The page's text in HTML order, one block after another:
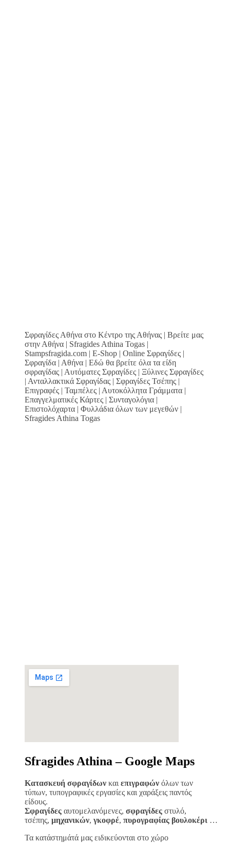
Σφραγίδες Αθήνα στο Κέντρο της Αθήνας | Βρείτε μας
στην Αθήνα | Sfragides Athina Togas |
Stampsfragida.com | E-Shop | Online Σφραγίδες |
Σφραγίδα | Αθήνα | Εδώ θα βρείτε όλα τα είδη
σφραγίδας | Αυτόματες Σφραγίδες | Ξύλινες Σφραγίδες
| Ανταλλακτικά Σφραγίδας | Σφραγίδες Τσέπης |
Επιγραφές | Ταμπέλες | Αυτοκόλλητα Γράμματα |
Επαγγελματικές Κάρτες | Συνταγολόγια |
Επιστολόχαρτα | Φυλλάδια όλων των μεγεθών |
Sfragides Athina Togas
Sfragides Athina – Google Maps
Κατασκευή σφραγίδων και επιγραφών όλων των
τύπων, τυπογραφικές εργασίες και χαράξεις παντός
είδους.
Σφραγίδες αυτομελανόμενες, σφραγίδες στυλό,
τσέπης, μηχανικών, γκοφρέ, πυρογραφίας βουλοκέρι …
Τα κατάστημάτά μας ειδικεύονται στο χώρο